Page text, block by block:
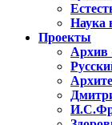
Наука
Проекты
Архив